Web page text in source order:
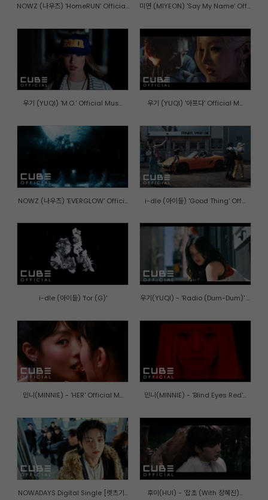
NOWZ (나우즈) 'HomeRUN' Officia... 미연 (MIYEON) 'Say My Name' Off...
우기 (YUQI) 'M.O.' Official Mus... 우기 (YUQI) '아프다' Official M...
NOWZ (나우즈) 'EVERGLOW' Offici... i-dle (아이들) 'Good Thing' Off...
i-dle (아이들) 'for (G)' 우기(YUQI) - 'Radio (Dum-Dum)' ...
민니(MINNIE) - 'HER' Official M... 민니(MINNIE) - 'Blind Eyes Red'...
NOWADAYS Digital Single [렛츠기... 후이(HUI) - '잡초 (With 장혜진)...